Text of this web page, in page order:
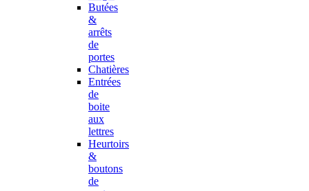
Butées
&
arrêts
de
portes
Chatières
Entrées
de
boite
aux
lettres
Heurtoirs
&
boutons
de